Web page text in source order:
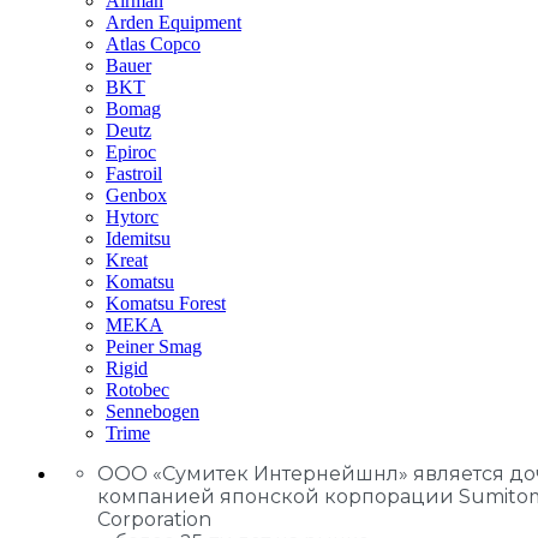
Arden Equipment
Atlas Сopco
Bauer
BKT
Bomag
Deutz
Epiroc
Fastroil
Genbox
Hytorc
Idemitsu
Kreat
Komatsu
Komatsu Forest
MEKA
Peiner Smag
Rigid
Rotobec
Sennebogen
Trime
ООО «Сумитек Интернейшнл» является
компанией японской корпорации
Corporation